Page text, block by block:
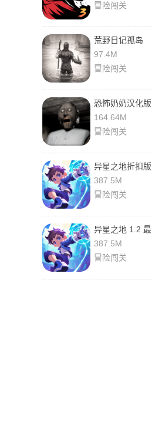
冒险闯关
荒野日记孤岛
1.9.0.0 最新版
97.4M
冒险闯关
恐怖奶奶汉化版
1.8 安卓版
164.64M
冒险闯关
异星之地折扣版
1.2 手机版
387.5M
冒险闯关
异星之地 1.2 最
新版
387.5M
冒险闯关